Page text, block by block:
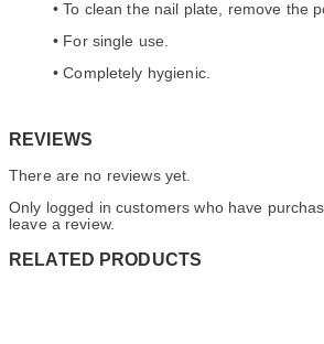
• To clean the nail plate, remove the
• For single use.
• Completely hygienic.
REVIEWS
There are no reviews yet.
Only logged in customers who have
leave a review.
RELATED PRODUCTS